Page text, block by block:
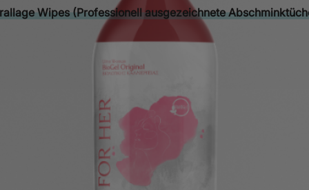
Wipes (Professionell ausgezeichnete